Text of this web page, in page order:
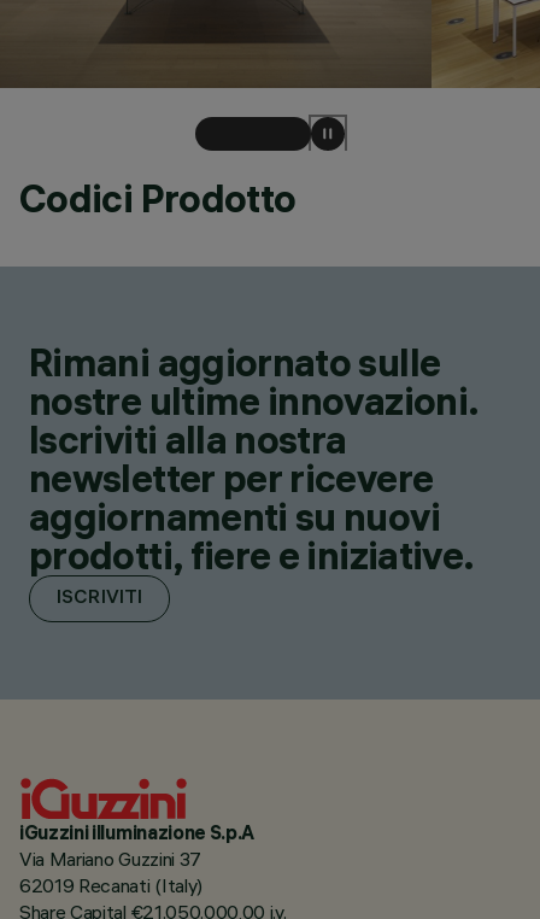
Codici Prodotto
Rimani aggiornato sulle
nostre ultime innovazioni.
Iscriviti alla nostra
newsletter per ricevere
aggiornamenti su nuovi
prodotti, fiere e iniziative.
ISCRIVITI
iGuzzini illuminazione S.p.A
Via Mariano Guzzini 37
62019 Recanati (Italy)
Share Capital €21.050.000,00 i.v.